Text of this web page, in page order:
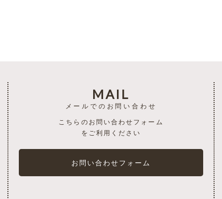
MAIL
メールでのお問い合わせ
こちらのお問い合わせフォーム
をご利用ください
お問い合わせフォーム